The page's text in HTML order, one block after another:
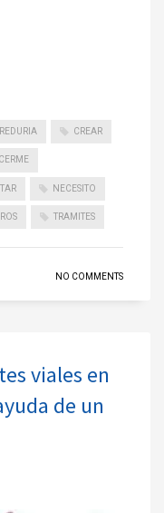
CREAR
NECESITO
TRAMITES
NO COMMENTS
viales en
de un